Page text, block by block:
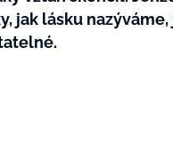
jak lásku nazýváme,